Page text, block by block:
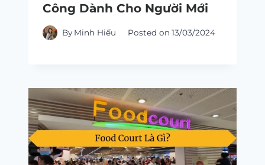
Công Dành Cho Người Mới
By Minh Hiếu Posted on 13/03/2024